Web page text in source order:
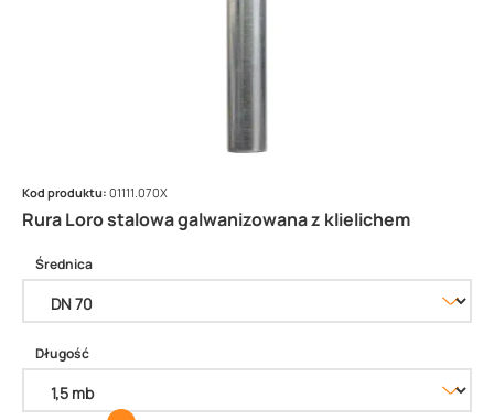
Rura Loro stalowa galwanizowana z klielichem
Kod produktu: 01111.070X
Średnica
Długość